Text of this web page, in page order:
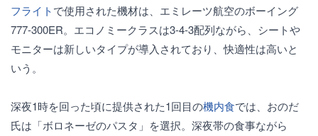
フライトで使用された機材は、エミレーツ航空のボーイング
777-300ER。エコノミークラスは3-4-3配列ながら、シートや
モニターは新しいタイプが導入されており、快適性は高いと
いう。
深夜1時を回った頃に提供された1回目の機内食では、おのだ
氏は「ボロネーゼのパスタ」を選択。深夜帯の食事ながら